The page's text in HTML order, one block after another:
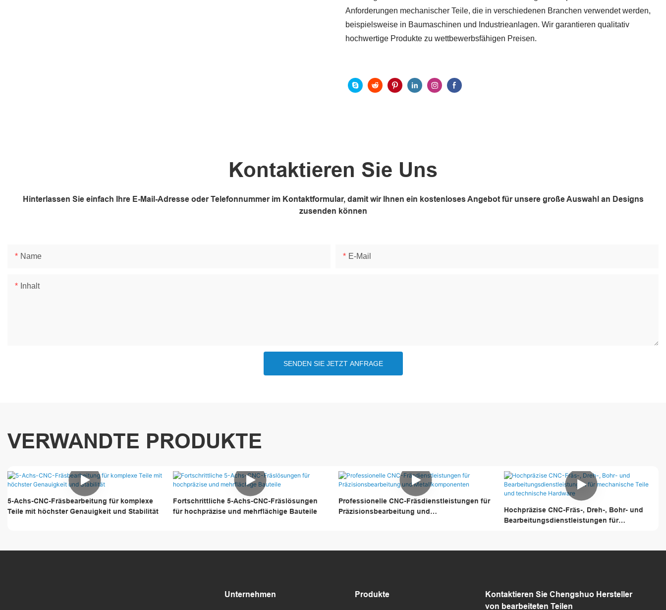
Anforderungen mechanischer Teile, die in verschiedenen Branchen verwendet werden,
beispielsweise in Baumaschinen und Industrieanlagen. Wir garantieren qualitativ
hochwertige Produkte zu wettbewerbsfähigen Preisen.
Kontaktieren Sie Uns
Hinterlassen Sie einfach Ihre E-Mail-Adresse oder Telefonnummer im Kontaktformular, damit wir Ihnen ein kostenloses Angebot für unsere große Auswahl an Designs
zusenden können
Name E-Mail
Inhalt
SENDEN SIE JETZT ANFRAGE
VERWANDTE PRODUKTE
5-Achs-CNC-Fräsbearbeitung für komplexe
Teile mit höchster Genauigkeit und Stabilität
Fortschrittliche 5-Achs-CNC-Fräslösungen
für hochpräzise und mehrflächige Bauteile
Professionelle CNC-Fräsdienstleistungen für
Präzisionsbearbeitung und
Hochpräzise CNC-Fräs-, Dreh-, Bohr- und
Bearbeitungsdienstleistungen für
Unternehmen Produkte Kontaktieren Sie Chengshuo Hersteller
von bearbeiteten Teilen